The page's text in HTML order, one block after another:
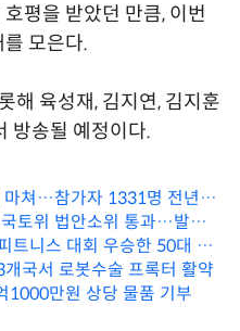
평을 받았던 만큼, 이번
모은다.
해 육성재, 김지연, 김지훈
방송될 예정이다.
마쳐…참가자 1331명 전년비
토위 법안소위 통과…발의 5
트니스 대회 우승한 50대 여
국서 로봇수술 프록터 활약
1000만원 상당 물품 기부